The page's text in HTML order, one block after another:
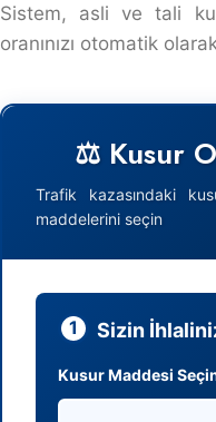
Sistem, asli ve tali
oranınızı otomatik
⚖️ Kusur
Trafik kazasındaki
maddelerini seçin
1 Sizin
Kusur Maddesi